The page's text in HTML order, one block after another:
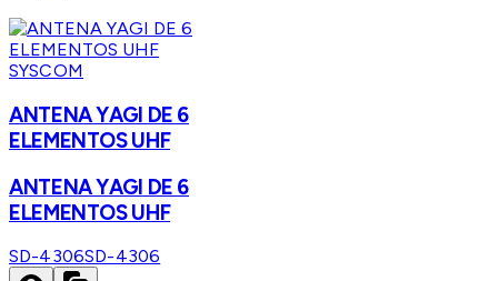
SYSCOM
ANTENA YAGI DE 6
ELEMENTOS UHF
ANTENA YAGI DE 6
ELEMENTOS UHF
SD-4306SD-4306